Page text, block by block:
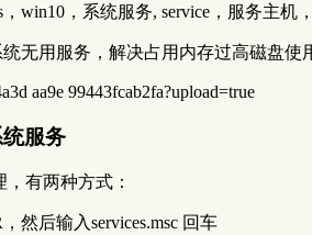
，win10，系统服务, service，服务主
服务
有两种方式：
然后输入services.msc 回车